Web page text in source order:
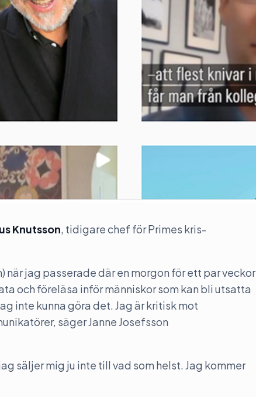
Knutsson, tidigare chef för Primes kris-
jag passerade där en morgon för ett par veckor
och föreläsa inför människor som kan bli utsatta
inte kunna göra det. Jag är kritisk mot
säger Janne Josefsson
säljer mig ju inte till vad som helst. Jag kommer